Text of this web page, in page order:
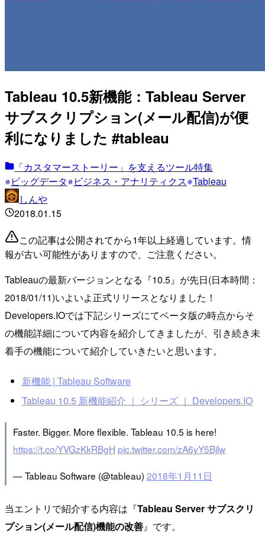
Tableau 10.5新機能：Tableau Server
サブスクリプション(メール配信)が便
利になりました #tableau
「カスタマーストーリー」を支えるツール特集
ビッグデータ
ビジネス・アナリティクス Tableau
しんや
2018.01.15
この記事は公開されてから1年以上経過しています。情
報が古い可能性がありますので、ご注意ください。
Tableauの最新バージョンとなる『10.5』が先日(日本時間：
2018/01/11)いよいよ正式リリースとなりました！
Developers.IOでは下記シリーズにてベータ版の時点からそ
の機能詳細について内容を紹介してきましたが、引き続き未
着手の機能について紹介していきたいと思います。
新機能 | Tableau Software
Tableau 10.5 新機能紹介 ｜ シリーズ ｜ Developers.IO
Faster. Bigger. More flexible. Tableau 10.5 is here!
https://t.co/YVGzKkRBgH pic.twitter.com/zA6yY5Bjlw
— Tableau Software (@tableau) 2018年1月11日
当エントリで紹介する内容は『Tableau Server サブスクリ
プション(メール配信)機能の改善』です。